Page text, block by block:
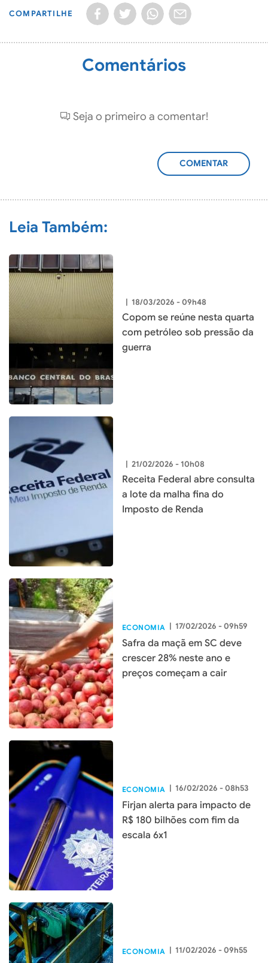
COMPARTILHE
Comentários
Seja o primeiro a comentar!
ADICIONAR
Leia Também:
| 18/03/2026 - 09h48
Copom se reúne nesta quarta
com petróleo sob pressão da
guerra
| 21/02/2026 - 10h08
Receita Federal abre consulta
a lote da malha fina do
Imposto de Renda
ECONOMIA | 17/02/2026 - 09h59
Safra da maçã em SC deve
crescer 28% neste ano e
preços começam a cair
ECONOMIA | 16/02/2026 - 08h53
Firjan alerta para impacto de
R$ 180 bilhões com fim da
escala 6x1
ECONOMIA | 11/02/2026 - 09h55